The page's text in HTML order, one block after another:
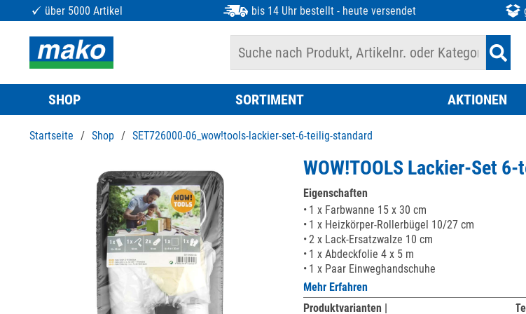
über 5000 Artikel bis 14 Uhr bestellt - heute versendet
SHOP SORTIMENT AKTIONEN
Startseite / Shop / SET726000-06_wow!tools-lackier-set-6-teilig-standard
WOW!TOOLS Lackier-Set
Eigenschaften
1 x Farbwanne 15 x 30 cm
1 x Heizkörper-Rollerbügel 10/27 cm
2 x Lack-Ersatzwalze 10 cm
1 x Abdeckfolie 4 x 5 m
1 x Paar Einweghandschuhe
Mehr Erfahren
Produktvarianten |